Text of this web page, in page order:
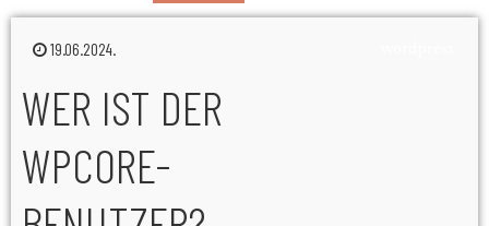
19.06.2024.
WER IST DER
WPCORE-